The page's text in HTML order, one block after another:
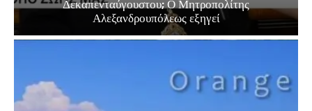
Δεκαπενταύγουστου; Ο Μητροπολίτης
Αλεξανδρουπόλεως εξηγεί